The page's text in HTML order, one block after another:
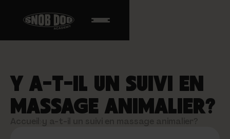
Y A-T-IL UN SUIVI EN
MASSAGE ANIMALIER?